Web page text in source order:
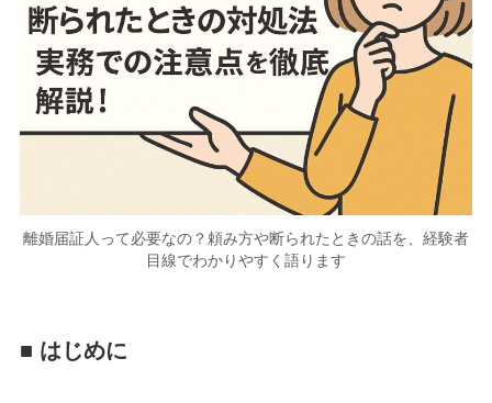
離婚届証人って必要なの？頼み方や断られたときの話を、経験者
目線でわかりやすく語ります
■ はじめに